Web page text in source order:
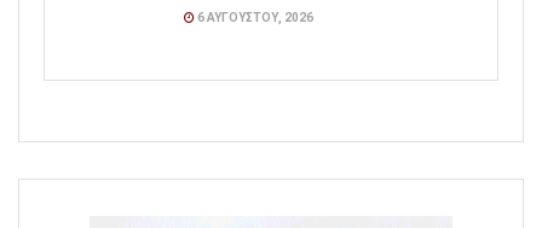
6 ΑΥΓΟΎΣΤΟΥ, 2026